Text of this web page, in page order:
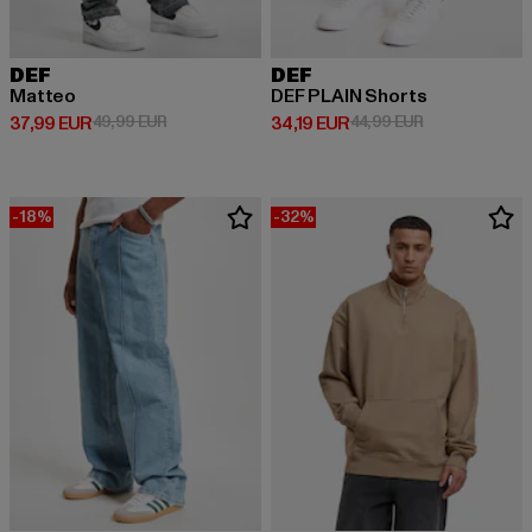
DEF
Matteo
37,99 EUR
Prix courant: 37,99 EUR
49,99 EURPrix en promotion: 49,99 EUR
DEF
DEF PLAIN Shorts
34,19 EUR
Prix courant: 34,19 EUR
44,99 EURPrix en
-18% -32%